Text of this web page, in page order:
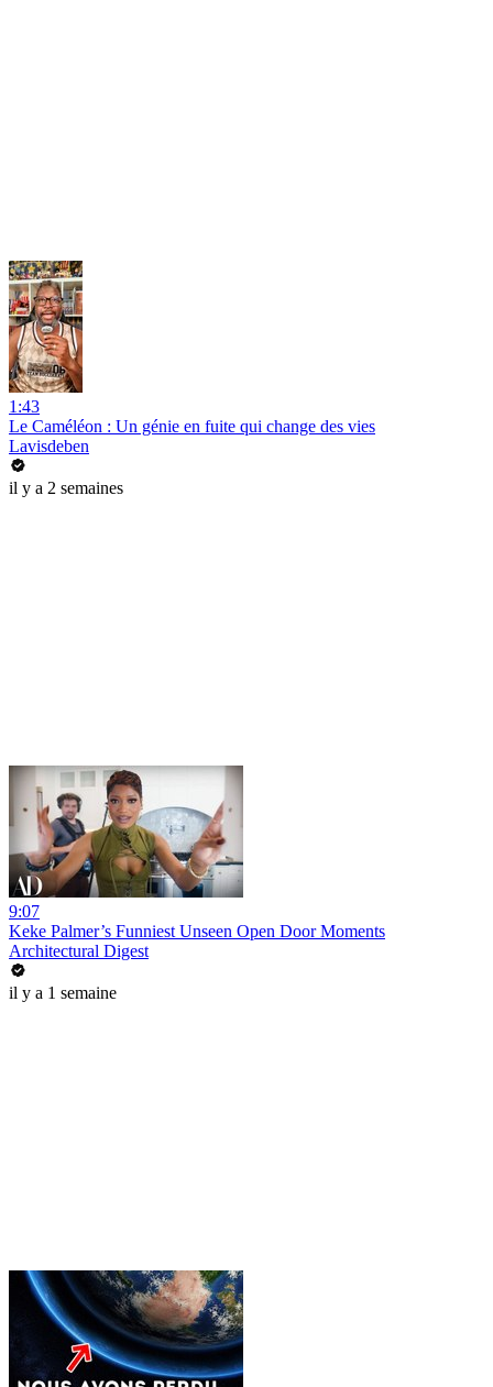
1:43
Le Caméléon : Un génie en fuite qui change des vies
Lavisdeben
il y a 2 semaines
9:07
Keke Palmer’s Funniest Unseen Open Door Moments
Architectural Digest
il y a 1 semaine